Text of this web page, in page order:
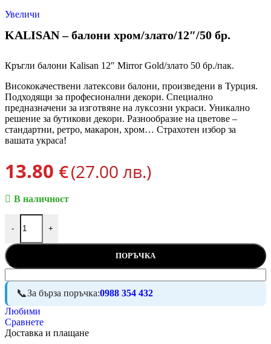
Увеличи
KALISAN – балони хром/злато/12″/50 бр.
Кръгли балони Kalisan 12″ Mirror Gold/злато 50 бр./пак.
Висококачествени латексови балони, произведени в Турция.
Подходящи за професионални декори. Специално
предназначени за изготвяне на луксозни украси. Уникално
решение за бутикови декори. Разнообразие на цветове –
стандартни, ретро, макарон, хром… Страхотен избор за
вашата украса!
13.80 €(27.00 лв.)
В наличност
-
количество за KALISAN - балони хром/злато/12"/50 бр.
+
ПОРЪЧКА
За бърза поръчка:0988 354 432
Любими
Сравнете
Доставка и плащане